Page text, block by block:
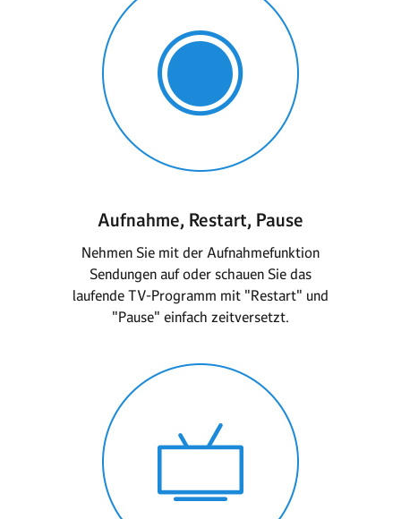
Aufnahme, Restart, Pause
Nehmen Sie mit der Aufnahmefunktion
Sendungen auf oder schauen Sie das
laufende TV-Programm mit "Restart" und
"Pause" einfach zeit­versetzt.